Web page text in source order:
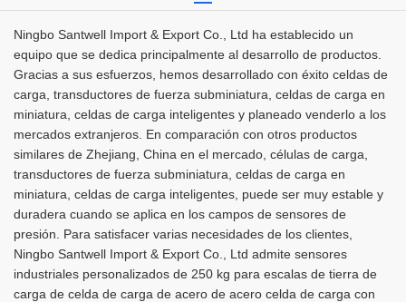
Ningbo Santwell Import & Export Co., Ltd ha establecido un
equipo que se dedica principalmente al desarrollo de productos.
Gracias a sus esfuerzos, hemos desarrollado con éxito celdas de
carga, transductores de fuerza subminiatura, celdas de carga en
miniatura, celdas de carga inteligentes y planeado venderlo a los
mercados extranjeros. En comparación con otros productos
similares de Zhejiang, China en el mercado, células de carga,
transductores de fuerza subminiatura, celdas de carga en
miniatura, celdas de carga inteligentes, puede ser muy estable y
duradera cuando se aplica en los campos de sensores de
presión. Para satisfacer varias necesidades de los clientes,
Ningbo Santwell Import & Export Co., Ltd admite sensores
industriales personalizados de 250 kg para escalas de tierra de
carga de celda de carga de acero de acero celda de carga con